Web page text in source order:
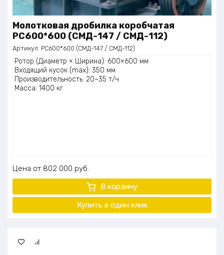
Молотковая дробилка коробчатая
PC600*600 (СМД-147 / СМД-112)
Артикул: PC600*600 (СМД-147 / СМД-112)
Ротор (Диаметр × Ширина): 600×600 мм
Входящий кусок (max): 350 мм
Производительность: 20–35 т/ч
Масса: 1400 кг
Цена 802 000 руб.
В корзину
Купить в один клик